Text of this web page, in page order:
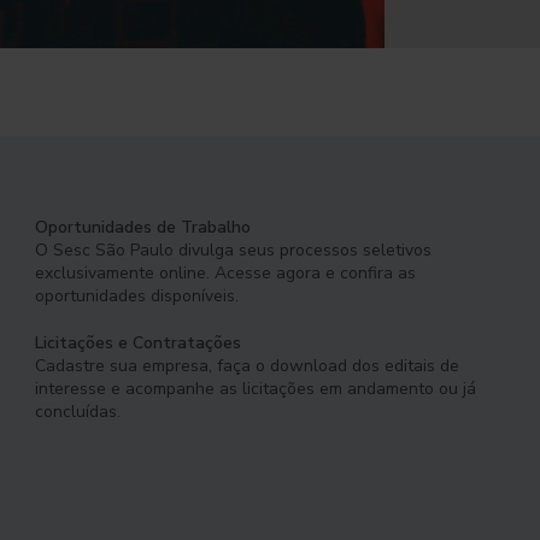
Oportunidades de Trabalho
O Sesc São Paulo divulga seus processos seletivos
exclusivamente online. Acesse agora e confira as
oportunidades disponíveis.
Licitações e Contratações
Cadastre sua empresa, faça o download dos editais de
interesse e acompanhe as licitações em andamento ou já
concluídas.